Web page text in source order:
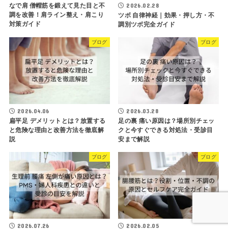
なで肩 僧帽筋を鍛えて見た目と不
調を改善！肩ライン整え・肩こり
対策ガイド
2026.02.28
ツボ 自律神経｜効果・押し方・不
調別ツボ完全ガイド
ブログ
2026.04.06
扁平足 デメリットとは？放置する
と危険な理由と改善方法を徹底解
説
ブログ
2026.03.28
足の裏 痛い原因は？場所別チェッ
クと今すぐできる対処法・受診目
安まで解説
ブログ
2026.07.26
ブログ
2026.02.05